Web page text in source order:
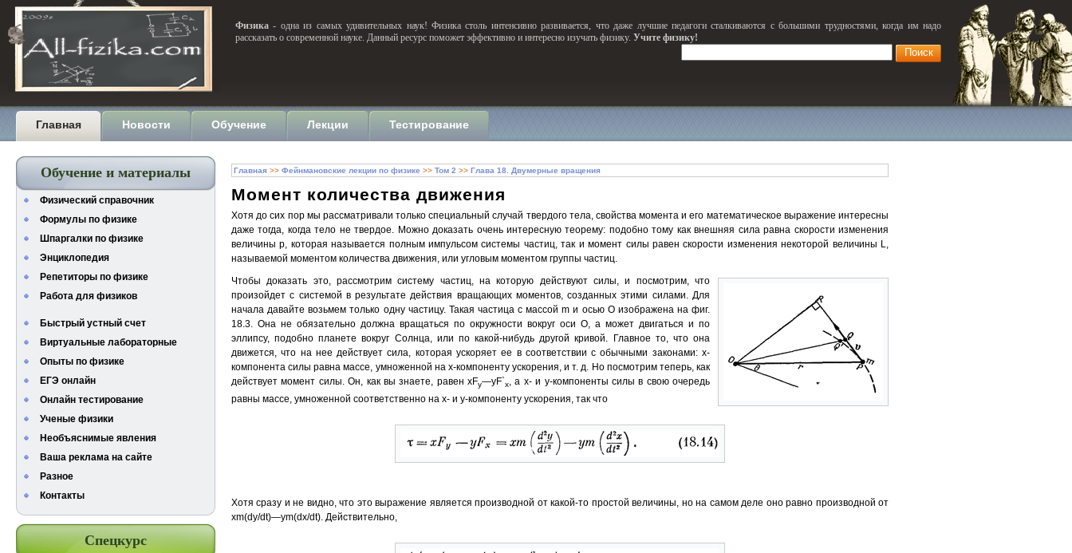
Физика - одна из самых удивительных наук! Физика столь интенсивно развивается, что даже лучшие педагоги сталкиваются с большими трудностями, когда им надо
рассказать о современной науке. Данный ресурс поможет эффективно и интересно изучать физику. Учите физику!
Главная Новости Обучение Лекции Тестирование
Обучение и материалы
Физический справочник
Формулы по физике
Шпаргалки по физике
Энциклопедия
Репетиторы по физике
Работа для физиков
Быстрый устный счет
Виртуальные лабораторные
Опыты по физике
ЕГЭ онлайн
Онлайн тестирование
Ученые физики
Необъяснимые явления
Ваша реклама на сайте
Разное
Контакты
Спецкурс
Главная >> Фейнмановские лекции по физике >> Том 2 >> Глава 18. Двумерные вращения
Момент количества движения
Хотя до сих пор мы рассматривали только специальный случай твердого тела, свойства момента и его математическое выражение интересны
даже тогда, когда тело не твердое. Можно доказать очень интересную теорему: подобно тому как внешняя сила равна скорости изменения
величины p, которая называется полным импульсом системы частиц, так и момент силы равен скорости изменения некоторой величины L,
называемой моментом количества движения, или угловым моментом группы частиц.
Чтобы доказать это, рассмотрим систему частиц, на которую действуют силы, и посмотрим, что
произойдет с системой в результате действия вращающих моментов, созданных этими силами. Для
начала давайте возьмем только одну частицу. Такая частица с массой m и осью О изображена на фиг.
18.3. Она не обязательно должна вращаться по окружности вокруг оси О, а может двигаться и по
эллипсу, подобно планете вокруг Солнца, или по какой-нибудь другой кривой. Главное то, что она
движется, что на нее действует сила, которая ускоряет ее в соответствии с обычными законами: x-
компонента силы равна массе, умноженной на x-компоненту ускорения, и т. д. Но посмотрим теперь, как
действует момент силы. Он, как вы знаете, равен xFy—yF`х, а х- и y-компоненты силы в свою очередь
равны массе, умноженной соответственно на х- и y-компоненту ускорения, так что
Хотя сразу и не видно, что это выражение является производной от какой-то простой величины, но на самом деле оно равно производной от
xm(dy/dt)—ym(dx/dt). Действительно,